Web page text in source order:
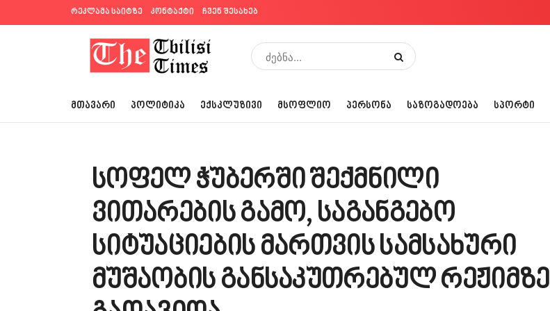
რეკლამა საიტზე კონტაქტი ჩვენ შესახებ
ᲛᲗᲐᲕᲐᲠᲘ ᲞᲝᲚᲘᲢᲘᲙᲐ ᲔᲥᲡᲙᲚᲣᲖᲘᲕᲘ ᲛᲡᲝᲤᲚᲘᲝ ᲞᲔᲠᲡᲝᲜᲐ ᲡᲐᲖᲝᲒᲐᲓᲝᲔᲑᲐ ᲡᲞᲝᲠᲢᲘ
სოფელ ჭუბერში შექმნილი
ვითარების გამო, საგანგებო
სიტუაციების მართვის სამსახური
მუშაობის განსაკუთრებულ რეჟიმზე